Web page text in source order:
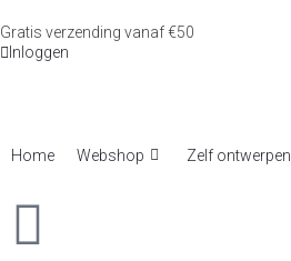
Gratis verzending vanaf €50
Inloggen
Home Webshop Zelf ontwerpen